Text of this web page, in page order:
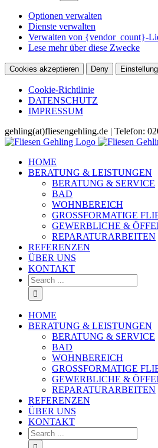
Optionen verwalten
Dienste verwalten
Verwalten von {vendor_count}-
Lese mehr über diese Zwecke
Cookies akzeptieren Deny
Cookie-Richtlinie
DATENSCHUTZ
IMPRESSUM
Skip
to
gehling(at)fliesengehling.de | Telefon:
HOME
BERATUNG & LEISTUNGEN
BERATUNG & SERVICE
BAD
WOHNBEREICH
GROSSFORMATIGE
GEWERBLICHE &
REPARATURARBEITEN
REFERENZEN
ÜBER UNS
KONTAKT
Search
for:
HOME
BERATUNG & LEISTUNGEN
BERATUNG & SERVICE
BAD
WOHNBEREICH
GROSSFORMATIGE
GEWERBLICHE &
REPARATURARBEITEN
REFERENZEN
ÜBER UNS
KONTAKT
Search
for: